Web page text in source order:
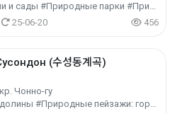
#Дендрарии и сады #Природные парки #Природный туризм
25-06-20 456
(수성동계곡)
Чонно-гу
#Ущелья и долины #Природные пейзажи: горы #Природный туризм